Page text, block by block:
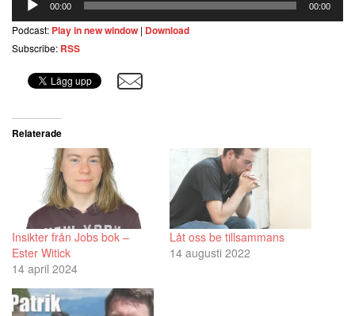
00:00 00:00
Podcast: Play in new window | Download
Subscribe: RSS
Relaterade
Insikter från Jobs bok –
Ester Witick
14 april 2024
Låt oss be tillsammans
14 augusti 2022